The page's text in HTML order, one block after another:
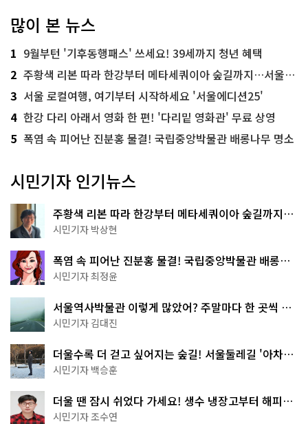
많이 본 뉴스
1 9월부턴 '기후동행패스' 쓰세요! 39세까지 청년 혜택
2 주황색 리본 따라 한강부터 메타세쿼이아 숲길까지…서울둘레길 15코스
3 서울 로컬여행, 여기부터 시작하세요 '서울에디션25'
4 한강 다리 아래서 영화 한 편! '다리밑 영화관' 무료 상영
5 폭염 속 피어난 진분홍 물결! 국립중앙박물관 배롱나무 명소
시민기자 인기뉴스
주황색 리본 따라 한강부터 메타세쿼이아 숲길까지…
서울둘레길 15코스
시민기자 박상현
폭염 속 피어난 진분홍 물결! 국립중앙박물관 배롱나
무 명소
시민기자 최정윤
서울역사박물관 이렇게 많았어? 주말마다 한 곳씩 떠
나는 역사 산책
시민기자 김대진
더울수록 더 걷고 싶어지는 숲길! 서울둘레길 '아차산
코스'
시민기자 백승훈
더울 땐 잠시 쉬었다 가세요! 생수 냉장고부터 해피소
·무더위쉼터까지
시민기자 조수연